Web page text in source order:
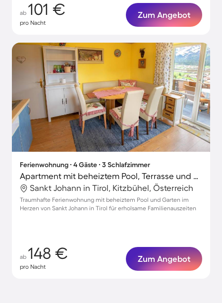
ab 101 €
pro Nacht
Zum Angebot
Ferienwohnung ∙ 4 Gäste ∙ 3 Schlafzimmer
Apartment mit beheiztem Pool, Terrasse und Garten | Perfekt für die Arbeit von Zuhause
Sankt Johann in Tirol, Kitzbühel, Österreich
Traumhafte Ferienwohnung mit beheiztem Pool und Garten im
Herzen von Sankt Johann in Tirol für erholsame Familienauszeiten
ab 148 €
pro Nacht
Zum Angebot